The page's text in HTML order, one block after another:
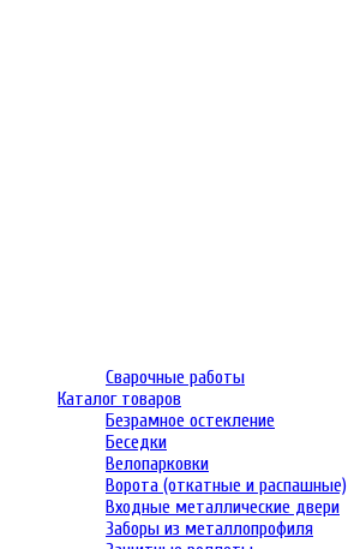
Сварочные работы
Каталог товаров
Безрамное остекление
Беседки
Велопарковки
Ворота (откатные и распашные)
Входные металлические двери
Заборы из металлопрофиля